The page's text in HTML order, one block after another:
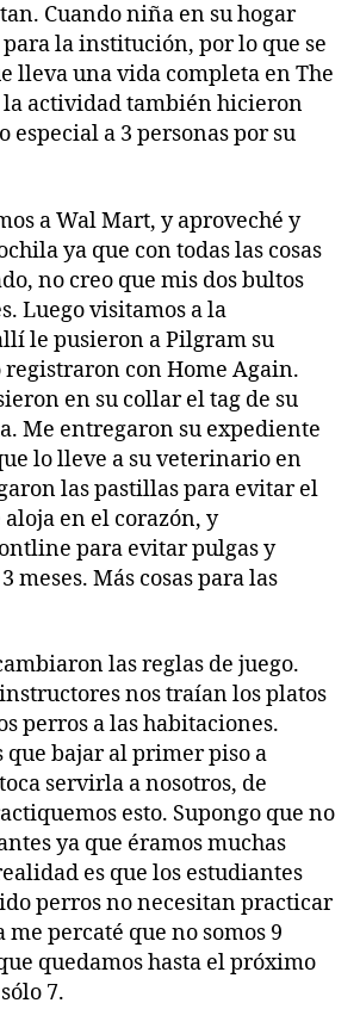
Cuando niña en su hogar
la institución, por lo que se
lleva una vida completa en The
la actividad también hicieron
especial a 3 personas por su
a Wal Mart, y aproveché y
ya que con todas las cosas
no creo que mis dos bultos
Luego visitamos a la
le pusieron a Pilgram su
con Home Again.
en su collar el tag de su
Me entregaron su expediente
lo lleve a su veterinario en
las pastillas para evitar el
en el corazón, y
para evitar pulgas y
meses. Más cosas para las
las reglas de juego.
nos traían los platos
perros a las habitaciones.
que bajar al primer piso a
servirla a nosotros, de
esto. Supongo que no
ya que éramos muchas
es que los estudiantes
perros no necesitan practicar
me percaté que no somos 9
quedamos hasta el próximo
7.